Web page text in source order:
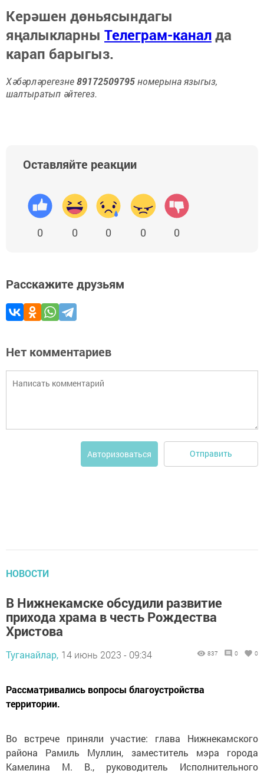
Керәшен дөньясындагы
яңалыкларны Телеграм-каналда
карап барыгыз.
Хәбәрләрегезне89172509795номерына языгыз,
шалтыратып әйтегез.
Оставляйте реакции
0 0 0 0 0
Расскажите друзьям
Нет комментариев
Авторизоваться Отправить
НОВОСТИ
В Нижнекамске обсудили развитие
прихода храма в честь Рождества
Христова
Туганайлар, 14 июнь 2023 - 09:34 837 0 0
Рассматривались вопросы благоустройства
территории.
Во встрече приняли участие: глава Нижнекамского
района Рамиль Муллин, заместитель мэра города
Камелина М. В., руководитель Исполнительного